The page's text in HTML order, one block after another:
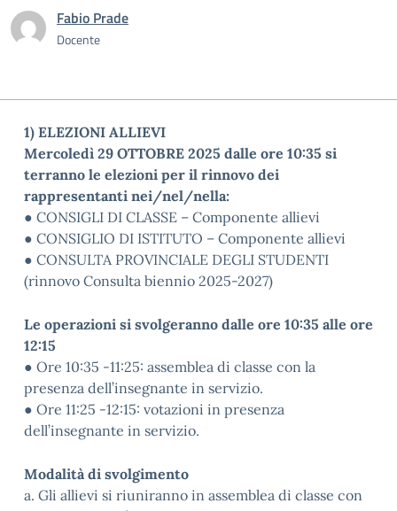
Fabio Prade
Docente
1) ELEZIONI ALLIEVI
Mercoledì 29 OTTOBRE 2025 dalle ore 10:35 si
terranno le elezioni per il rinnovo dei
rappresentanti nei/nel/nella:
● CONSIGLI DI CLASSE – Componente allievi
● CONSIGLIO DI ISTITUTO – Componente allievi
● CONSULTA PROVINCIALE DEGLI STUDENTI
(rinnovo Consulta biennio 2025-2027)
Le operazioni si svolgeranno dalle ore 10:35 alle ore
12:15
● Ore 10:35 -11:25: assemblea di classe con la
presenza dell’insegnante in servizio.
● Ore 11:25 -12:15: votazioni in presenza
dell’insegnante in servizio.
Modalità di svolgimento
a. Gli allievi si riuniranno in assemblea di classe con